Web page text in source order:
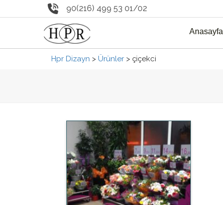
90(216) 499 53 01/02
Anasayfa
Hpr Dizayn > Ürünler > çiçekci